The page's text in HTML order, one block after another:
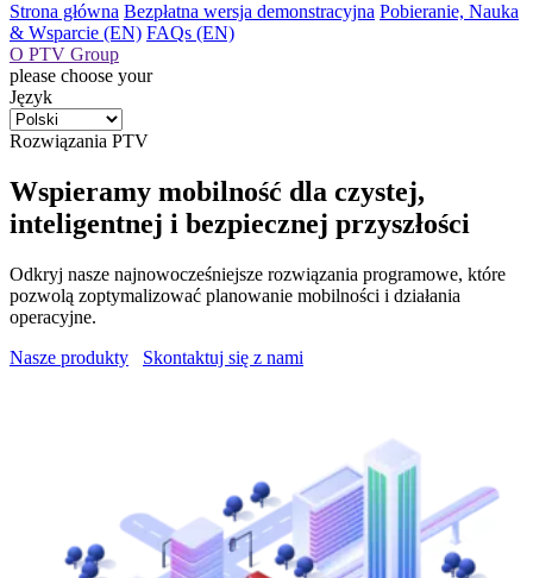
Strona główna Bezpłatna wersja demonstracyjna Pobieranie, Nauka
& Wsparcie (EN) FAQs (EN)
O PTV Group
please choose your
Język
Rozwiązania PTV
Wspieramy mobilność dla czystej,
inteligentnej i bezpiecznej przyszłości
Odkryj nasze najnowocześniejsze rozwiązania programowe, które
pozwolą zoptymalizować planowanie mobilności i działania
operacyjne.
Nasze produkty
Skontaktuj się z nami